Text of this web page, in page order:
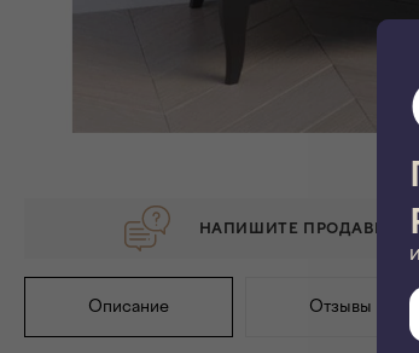
НАПИШИТЕ ПРОДАВЦУ,
Описание Отзывы